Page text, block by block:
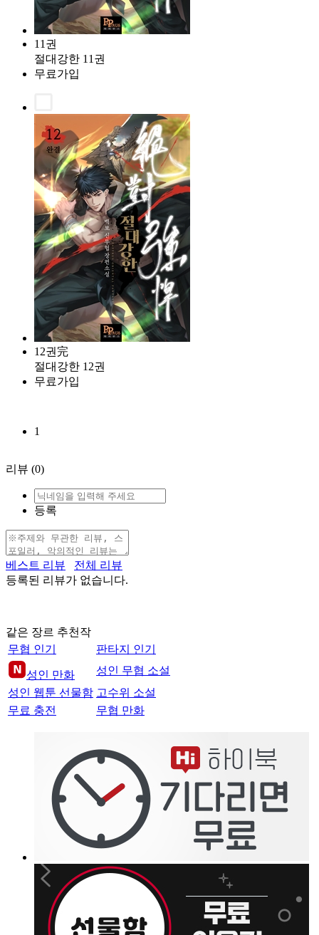
11권
절대강한 11권
무료가입
12권完
절대강한 12권
무료가입
1
리뷰 (0)
등록
베스트 리뷰
전체 리뷰
등록된 리뷰가 없습니다.
같은 장르 추천작
무협 인기
판타지 인기
성인 만화
성인 무협 소설
성인 웹툰 선물함 고수위 소설
무료 충전
무협 만화